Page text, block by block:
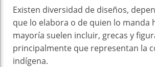
Existen diversidad de diseños,
que lo elabora o de quien lo manda
mayoría suelen incluir, grecas y
principalmente que representan la
indígena.